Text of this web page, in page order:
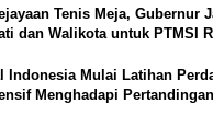
Tenis Meja, Gubernur
dan Walikota untuk PTMSI
Indonesia Mulai Latihan
Menghadapi